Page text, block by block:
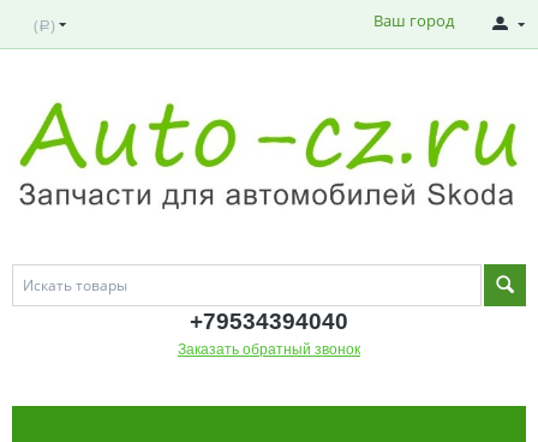
( Р ) Ваш город
+79534394040
Заказать обратный звонок